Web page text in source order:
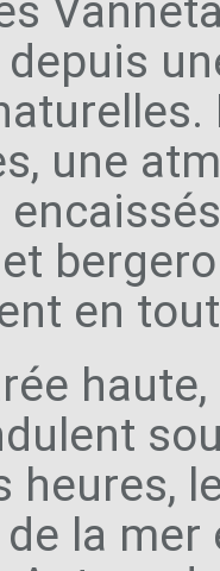
une
en
heures,
la mer